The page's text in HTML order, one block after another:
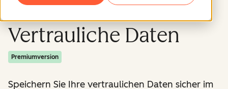
Vertrauliche Daten
Premiumversion
Speichern Sie Ihre vertraulichen Daten sicher im